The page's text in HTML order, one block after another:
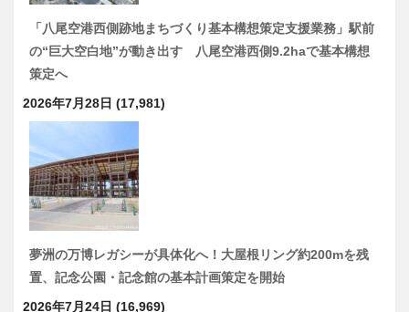
「八尾空港西側跡地まちづくり基本構想策定支援業務」駅前
の“巨大空白地”が動き出す 八尾空港西側9.2haで基本構想
策定へ
2026年7月28日 (17,981)
夢洲の万博レガシーが具体化へ！大屋根リング約200mを残
置、記念公園・記念館の基本計画策定を開始
2026年7月24日 (16,969)